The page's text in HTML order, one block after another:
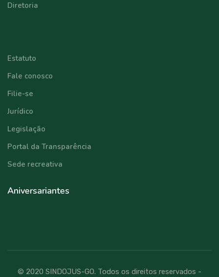
Diretoria
Estatuto
Fale conosco
Filie-se
Jurídico
Legislação
Portal da Transparência
Sede recreativa
Aniversariantes
© 2020 SINDOJUS-GO. Todos os direitos reservados -